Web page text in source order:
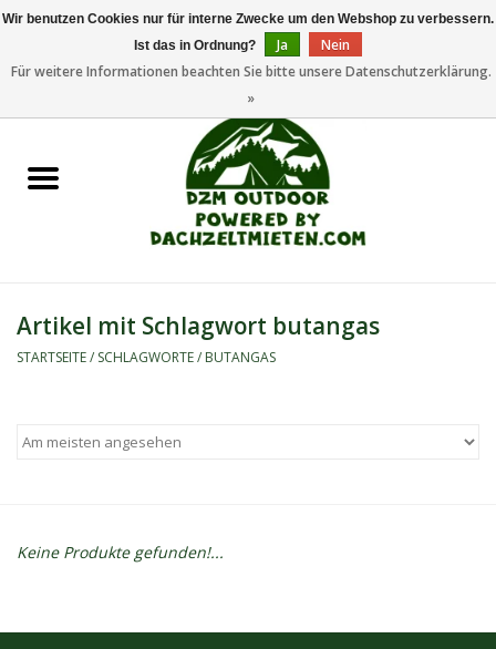
Dachzeltanhänger
Camping/Outdoor
Kontakt
Artikel mit Schlagwort butangas
STARTSEITE/ SCHLAGWORTE/ BUTANGAS
Keine Produkte gefunden!...
Wir benutzen Cookies nur für interne Zwecke um den Webshop zu verbessern.
Ist das in Ordnung?
Ja
Nein
Für weitere Informationen beachten Sie bitte unsere Datenschutzerklärung.
»